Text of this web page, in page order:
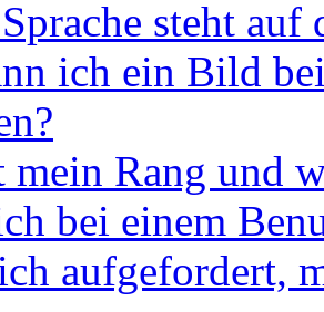
steht
ich ein Bild
mein Rang und
bei einem
aufgefordert,